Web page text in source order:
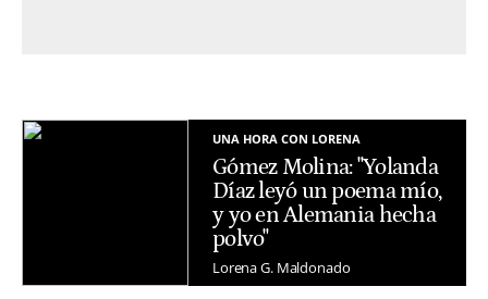
UNA HORA CON LORENA
Gómez Molina: "Yolanda
Díaz leyó un poema mío,
y yo en Alemania hecha
polvo"
Lorena G. Maldonado